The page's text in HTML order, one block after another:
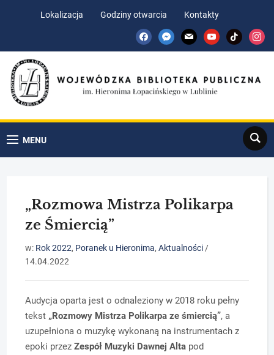
Lokalizacja Godziny otwarcia
Kontakty
facebookmessenger
mail youtubetiktok
MENU
Search
„Rozmowa Mistrza Polikarpa
ze Śmiercią”
w: Rok 2022, Poranek u Hieronima,Aktualności /
14.04.2022
Audycja oparta jest o odnaleziony w 2018 roku pełny
tekst „Rozmowy Mistrza Polikarpa ze śmiercią”, a
uzupełniona o muzykę wykonaną na instrumentach z
epoki przezZespół Muzyki Dawnej Alta pod